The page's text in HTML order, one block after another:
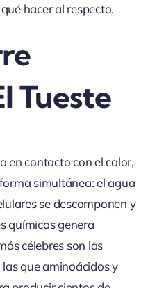
hacer al respecto.
Tueste
en contacto con el calor,
simultánea: el agua
se descomponen y
químicas genera
célebres son las
que aminoácidos y